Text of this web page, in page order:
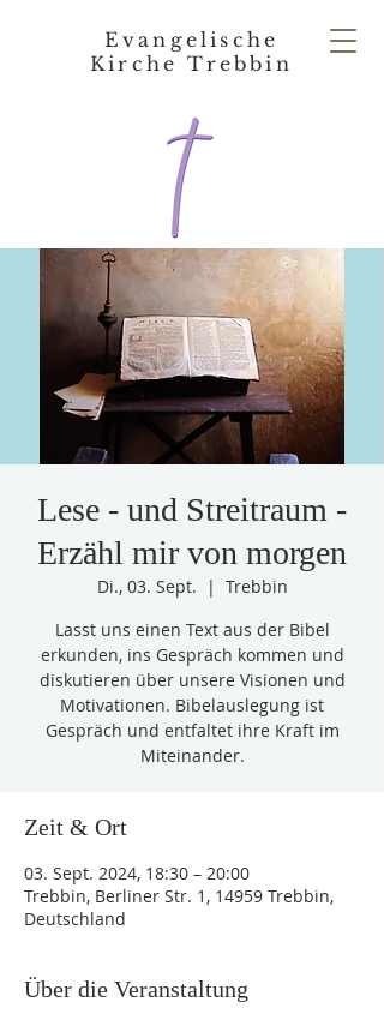
Evangelische
Kirche Trebbin
Lese - und Streitraum -
Erzähl mir von morgen
Di., 03. Sept.
  |
Trebbin
Lasst uns einen Text aus der Bibel
erkunden, ins Gespräch kommen und
diskutieren über unsere Visionen und
Motivationen. Bibelauslegung ist
Gespräch und entfaltet ihre Kraft im
Miteinander.
Zeit & Ort
03. Sept. 2024, 18:30 – 20:00
Trebbin, Berliner Str. 1, 14959 Trebbin,
Deutschland
Über die Veranstaltung